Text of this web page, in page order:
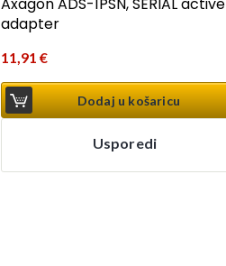
Axagon ADS-1PSN, SERIAL active
adapter
11,91 €
Dodaj u košaricu
Usporedi